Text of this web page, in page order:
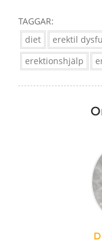
TAGGAR:
diet
erektil
erektionshjälp